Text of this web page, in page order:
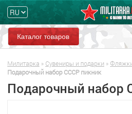
Каталог товаров
Милитарка » Сувениры и подарки »
Подарочный набор СССР пикник
Подарочный набор